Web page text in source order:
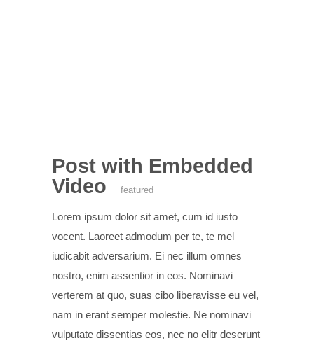
Post with Embedded
Video
featured
Lorem ipsum dolor sit amet, cum id iusto
vocent. Laoreet admodum per te, te mel
iudicabit adversarium. Ei nec illum omnes
nostro, enim assentior in eos. Nominavi
verterem at quo, suas cibo liberavisse eu vel,
nam in erant semper molestie. Ne nominavi
vulputate dissentias eos, nec no elitr deserunt